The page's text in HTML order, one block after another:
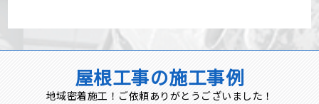
屋根工事の施工事例
地域密着施工！ご依頼ありがとうございました！